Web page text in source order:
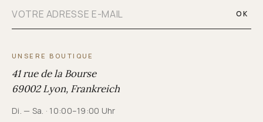
OK
UNSERE BOUTIQUE
41 rue de la Bourse
69002 Lyon, Frankreich
Di. — Sa. · 10:00–19:00 Uhr